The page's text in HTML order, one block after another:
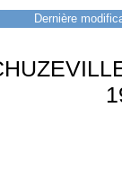
Dernière